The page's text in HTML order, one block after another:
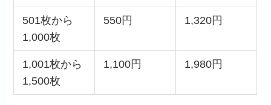
501枚から
1,000枚
550円 1,320円
1,001枚から
1,500枚
1,100円 1,980円